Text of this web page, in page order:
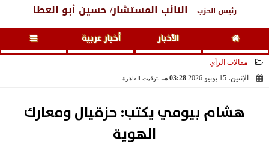
رئيس الحزب النائب المستشار/ حسين أبو العطا
الأخبار أخبار عربية
مقالات الرأي
الإثنين، 15 يونيو 2026
03:28 مـ بتوقيت القاهرة
هشام بيومي يكتب: حزقيال ومعارك
الهوية